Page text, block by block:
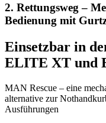
2. Rettungsweg –
Bedienung mit
Einsetzbar in
ELITE XT und
MAN Rescue – eine
alternative zur
Ausführungen